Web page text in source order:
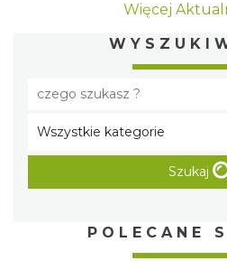
Więcej
Szukaj
POLECANE